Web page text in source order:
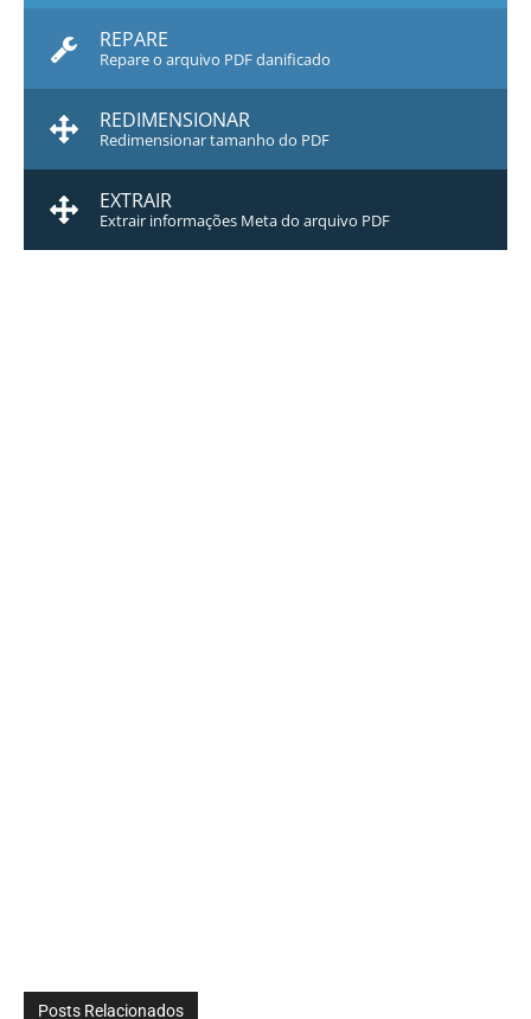
REPARE
Repare o arquivo PDF danificado
REDIMENSIONAR
Redimensionar tamanho do PDF
EXTRAIR
Extrair informações Meta do arquivo PDF
Posts Relacionados